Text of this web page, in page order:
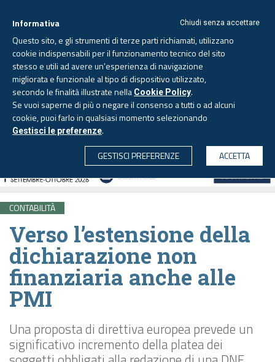
CERCA
Giovedì, 6 agosto 2026 - Aggiornato alle 6.00
CONTABILITÀ
Verso l’estensione della
dichiarazione non
finanziaria anche alle
PMI
Una proposta di direttiva europea prevede un
significativo incremento della platea dei
Chiudi senza accettare
Informativa
Questo sito, e gli strumenti di terze parti richiamati, utilizzano
cookie indispensabili per il funzionamento tecnico del sito
stesso e utili ad avere un'esperienza di navigazione
migliorata e funzionale al tipo di dispositivo utilizzato,
secondo le finalità illustrate nella Cookie Policy.
Se vuoi saperne di più o negare il consenso a tutti o ad alcuni
cookie, puoi farlo in qualsiasi momento selezionando
Gestisci le preferenze.
GESTISCI PREFERENZE
ACCETTA